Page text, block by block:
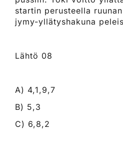
startin perusteella
jymy-yllätyshakuna
Lähtö 08
A) 4,1,9,7
B) 5,3
C) 6,8,2